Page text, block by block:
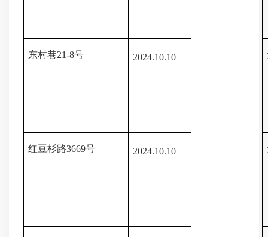
东村巷21-8号 2024.10.10
红豆杉路3669号 2024.10.10